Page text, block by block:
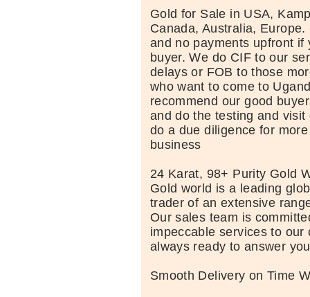
Gold for Sale in USA,
Canada, Australia,
and no payments upfront if
buyer. We do CIF to our
delays or FOB to those
who want to come to
recommend our good
and do the testing and
do a due diligence for
business
24 Karat, 98+ Purity Gold
Gold world is a leading
trader of an extensive
Our sales team is
impeccable services to
always ready to answer
Smooth Delivery on Time